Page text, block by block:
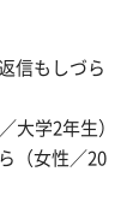
信もしづら
大学2年生）
（女性／20